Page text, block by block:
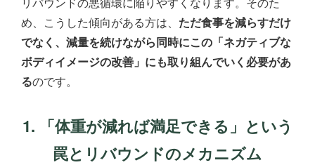
め、こうした傾向がある方は、 ただ食事を減らすだけ
でなく、減量を続けながら同時にこの「ネガティブな
ボディイメージの改善」にも取り組んでいく必要があ
るのです。
1. 「体重が減れば満足できる」という
罠とリバウンドのメカニズム